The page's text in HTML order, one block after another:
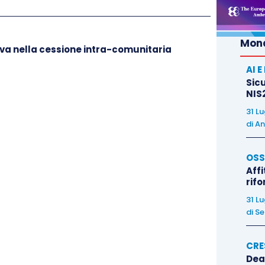
importanti modifiche con le novità introdotte
63/2013
, oggetto di successivi chiarimenti da
23/E/2014.
nella cessione intra-comunitaria
AI
31
di
31
di